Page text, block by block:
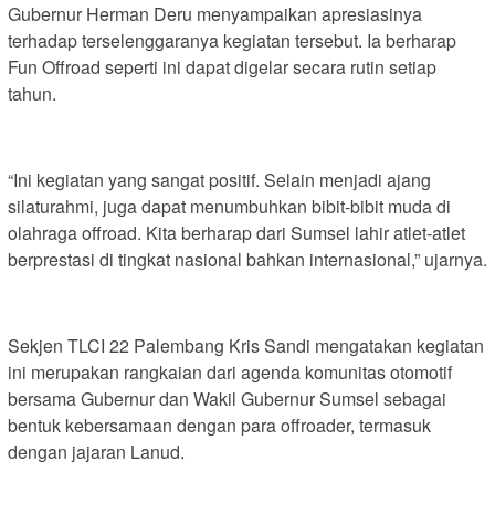
Gubernur Herman Deru menyampaikan apresiasinya
terhadap terselenggaranya kegiatan tersebut. Ia berharap
Fun Offroad seperti ini dapat digelar secara rutin setiap
tahun.
“Ini kegiatan yang sangat positif. Selain menjadi ajang
silaturahmi, juga dapat menumbuhkan bibit-bibit muda di
olahraga offroad. Kita berharap dari Sumsel lahir atlet-atlet
berprestasi di tingkat nasional bahkan internasional,” ujarnya.
Sekjen TLCI 22 Palembang Kris Sandi mengatakan kegiatan
ini merupakan rangkaian dari agenda komunitas otomotif
bersama Gubernur dan Wakil Gubernur Sumsel sebagai
bentuk kebersamaan dengan para offroader, termasuk
dengan jajaran Lanud.